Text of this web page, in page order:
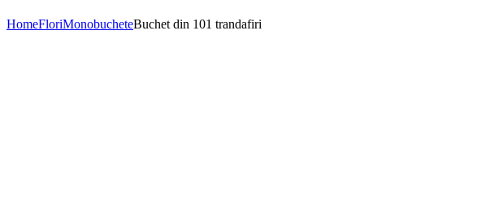
HomeFloriMonobucheteBuchet din 101 trandafiri